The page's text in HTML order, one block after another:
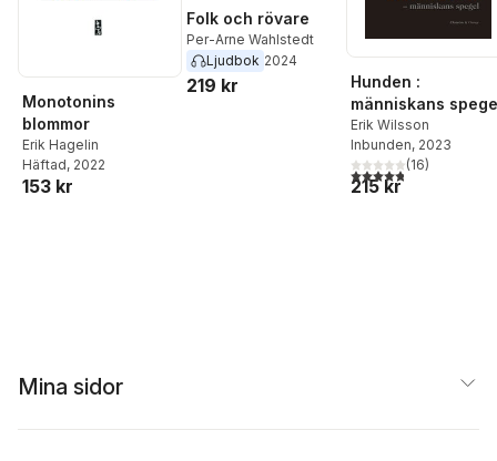
Monotonins
blommor
Erik Hagelin
Häftad, 2022
153 kr
Folk och rövare
Per-Arne Wahlstedt
Ljudbok 2024
219 kr
Hunden :
människans
Erik Wilsson
Inbunden, 2023
4,8utav 5 stjärnor.
(16)
215 kr
Mina sidor